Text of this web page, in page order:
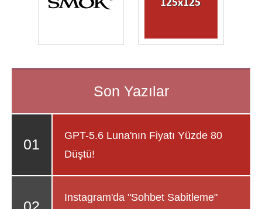
GPT-5.6 Luna'nın Fiyatı Yüzde 80
Düştü!
Instagram'da "Sohbet Sabitleme"